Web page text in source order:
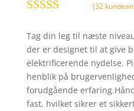
som4.3ud
af 5
baseret på
kundebedø
mmelser
(32
Tag din leg til næste
der er designet til at give
elektrificerende nydelse.
henblik på
forudgående
fast, hvilket sikrer et